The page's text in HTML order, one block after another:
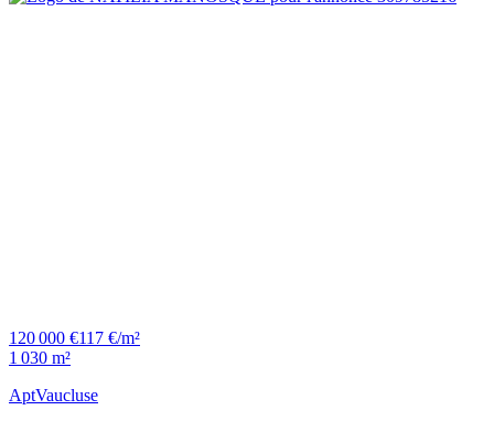
120 000 €117 €/m²
1 030 m²
AptVaucluse